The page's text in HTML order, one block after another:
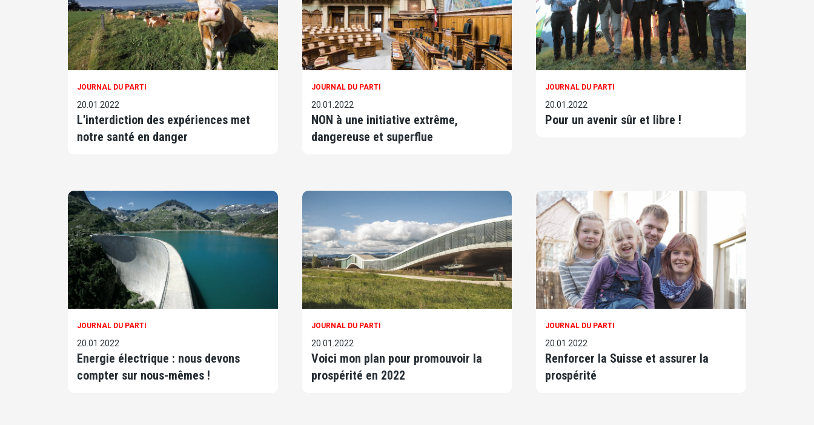
JOURNAL DU PARTI
20.01.2022
L'interdiction des expériences met
notre santé en danger
JOURNAL DU PARTI
20.01.2022
NON à une initiative extrême,
dangereuse et superflue
JOURNAL DU PARTI
20.01.2022
Pour un avenir sûr et libre !
JOURNAL DU PARTI
20.01.2022
Energie électrique : nous devons
compter sur nous-mêmes !
JOURNAL DU PARTI
20.01.2022
Voici mon plan pour promouvoir la
prospérité en 2022
JOURNAL DU PARTI
20.01.2022
Renforcer la Suisse et assurer la
prospérité